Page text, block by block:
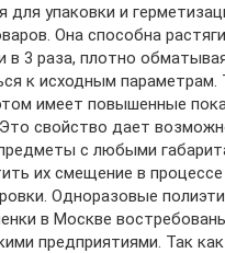
для упаковки и
Она способна
в 3 раза, плотно
к исходным параметрам.
имеет повышенные
свойство дает
с любыми
их смещение в процессе
Одноразовые
в Москве
предприятиями. Так